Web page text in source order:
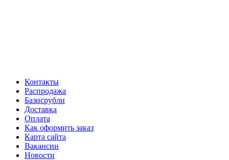
Контакты
Распродажа
Базисрубли
Доставка
Оплата
Как оформить заказ
Карта сайта
Вакансии
Новости